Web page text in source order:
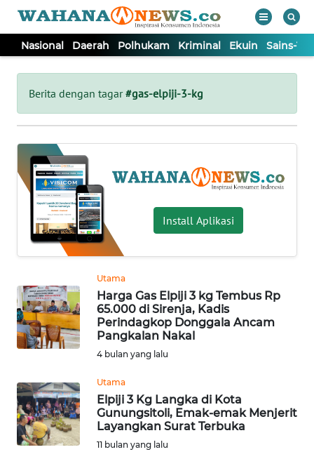
Nasional Daerah Polhukam Kriminal Ekuin Sains-
Berita dengan tagar#gas-elpiji-3-kg
Install Aplikasi
Utama
Harga Gas Elpiji 3 kg Tembus Rp
65.000 di Sirenja, Kadis
Perindagkop Donggala Ancam
Pangkalan Nakal
4 bulan yang lalu
Utama
Elpiji 3 Kg Langka di Kota
Gunungsitoli, Emak-emak Menjerit
Layangkan Surat Terbuka
11 bulan yang lalu
Tutup
NASIONAL
DAERAH
POLHUKAM
KRIMINAL
EKUIN
SAINS-TEKNO
INTERNASIONAL
SERBA-SERBI